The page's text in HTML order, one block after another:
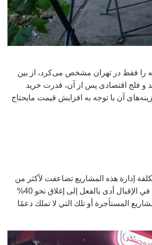
صحنه امروز کاملاً متفاوت است؛ فضای پرجنب‌وجوشی که زمانی حدود ۶۰۰۰ کافه را فقط در تهران مشخص می‌کرد، از بین
و فلج اقتصادی پس از آن، قدرت خرید
آن با توجه به افزایش قیمت مایحتاج
إدارة هذه المشاريع تضاعفت لأكثر من
مرتين، في حين انخفض عدد الزبائن في الأشهر الأخيرة بنسبة تصل إلى 50%. هذا التراجع الحاد في الإقبال أدى بالفعل إلى إغلاق نحو 40%
المستأجرة أو تلك التي لا تملك دعمًا